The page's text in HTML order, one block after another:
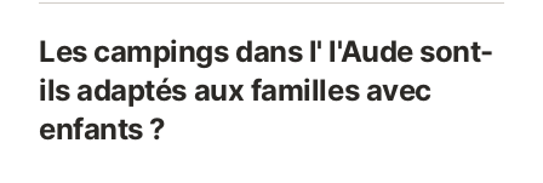
Les campings dans l' l'Aude sont-
ils adaptés aux familles avec
enfants ?